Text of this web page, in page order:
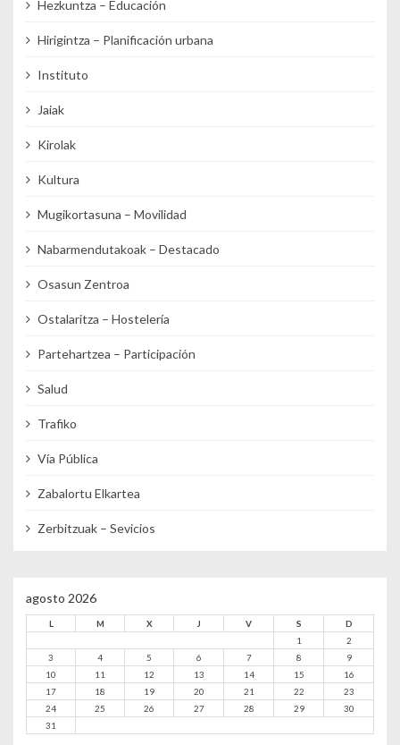
Hezkuntza – Educación
Hirigintza – Planificación urbana
Instituto
Jaiak
Kirolak
Kultura
Mugikortasuna – Movilidad
Nabarmendutakoak – Destacado
Osasun Zentroa
Ostalaritza – Hostelería
Partehartzea – Participación
Salud
Trafiko
Vía Pública
Zabalortu Elkartea
Zerbitzuak – Sevicios
agosto 2026
L M X J V S
D
1
2
3
4 5 6 7 8
9
10
11 12 13 14 15
16
17
18 19 20 21 22
23
24
25 26 27 28 29
30
31